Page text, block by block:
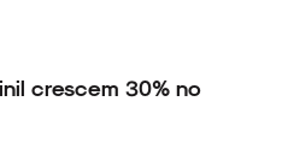
crescem 30% no